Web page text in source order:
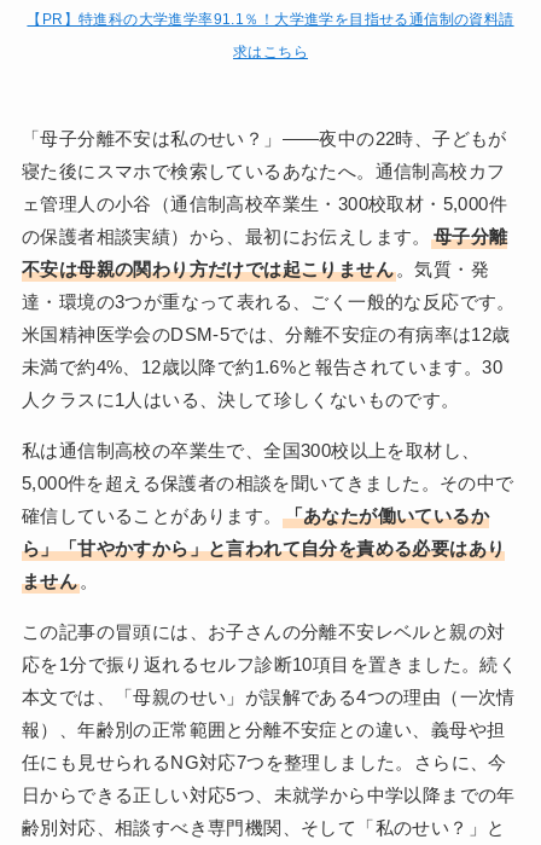
【PR】特進科の大学進学率91.1％！大学進学を目指せる通信制の資料請
求はこちら
「母子分離不安は私のせい？」——夜中の22時、子どもが
寝た後にスマホで検索しているあなたへ。通信制高校カフ
ェ管理人の小谷（通信制高校卒業生・300校取材・5,000件
の保護者相談実績）から、最初にお伝えします。
母子分離
不安は母親の関わり方だけでは起こりません。気質・発
達・環境の3つが重なって表れる、ごく一般的な反応です。
米国精神医学会のDSM-5では、分離不安症の有病率は12歳
未満で約4%、12歳以降で約1.6%と報告されています。30
人クラスに1人はいる、決して珍しくないものです。
私は通信制高校の卒業生で、全国300校以上を取材し、
5,000件を超える保護者の相談を聞いてきました。その中で
確信していることがあります。
「あなたが働いているか
ら」「甘やかすから」と言われて自分を責める必要はあり
ません 。
この記事の冒頭には、お子さんの分離不安レベルと親の対
応を1分で振り返れるセルフ診断10項目を置きました。続く
本文では、「母親のせい」が誤解である4つの理由（一次情
報）、年齢別の正常範囲と分離不安症との違い、義母や担
任にも見せられるNG対応7つを整理しました。さらに、今
日からできる正しい対応5つ、未就学から中学以降までの年
齢別対応、相談すべき専門機関、そして「私のせい？」と